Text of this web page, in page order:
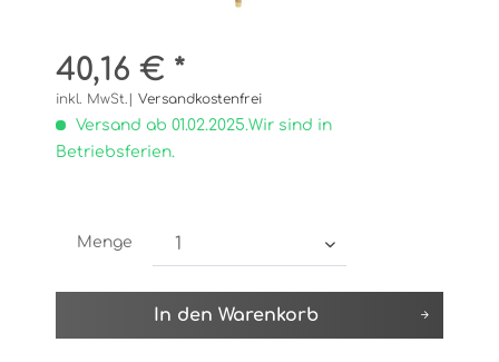
40,16 € *
inkl. MwSt.| Versandkostenfrei
Versand ab 01.02.2025.Wir sind in
Betriebsferien.
Menge
In den Warenkorb